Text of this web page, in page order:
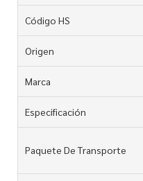
Código HS
Origen
Marca
Especificación
Paquete De Transporte